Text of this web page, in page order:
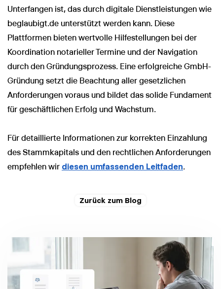
Unterfangen ist, das durch digitale Dienstleistungen wie
beglaubigt.de unterstützt werden kann. Diese
Plattformen bieten wertvolle Hilfestellungen bei der
Koordination notarieller Termine und der Navigation
durch den Gründungsprozess. Eine erfolgreiche GmbH-
Gründung setzt die Beachtung aller gesetzlichen
Anforderungen voraus und bildet das solide Fundament
für geschäftlichen Erfolg und Wachstum.
Für detaillierte Informationen zur korrekten Einzahlung
des Stammkapitals und den rechtlichen Anforderungen
empfehlen wir diesen umfassenden Leitfaden.
Zurück zum Blog